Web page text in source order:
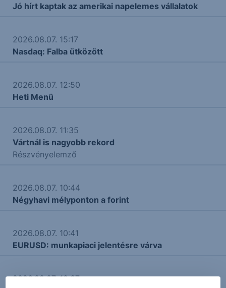
Jó hírt kaptak az amerikai napelemes vállalatok
2026.08.07. 15:17
Nasdaq: Falba ütközött
2026.08.07. 12:50
Heti Menü
2026.08.07. 11:35
Vártnál is nagyobb rekord
Részvényelemző
2026.08.07. 10:44
Négyhavi mélyponton a forint
2026.08.07. 10:41
EURUSD: munkapiaci jelentésre várva
2026.08.07. 10:37